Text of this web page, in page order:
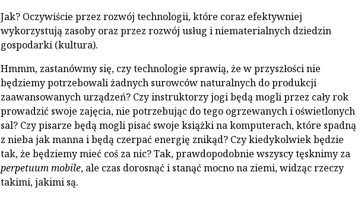
Jak? Oczywiście przez rozwój technologii, które coraz efektywniej
wykorzystują zasoby oraz przez rozwój usług i niematerialnych dziedzin
gospodarki (kultura).
Hmmm, zastanówmy się, czy technologie sprawią, że w przyszłości nie
będziemy potrzebowali żadnych surowców naturalnych do produkcji
zaawansowanych urządzeń? Czy instruktorzy jogi będą mogli przez cały rok
prowadzić swoje zajęcia, nie potrzebując do tego ogrzewanych i oświetlonych
sal? Czy pisarze będą mogli pisać swoje książki na komputerach, które spadną
z nieba jak manna i będą czerpać energię znikąd? Czy kiedykolwiek będzie
tak, że będziemy mieć coś za nic? Tak, prawdopodobnie wszyscy tęsknimy za
perpetuum mobile, ale czas dorosnąć i stanąć mocno na ziemi, widząc rzeczy
takimi, jakimi są.